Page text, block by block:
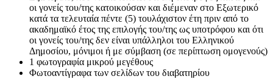
οι γονείς του/της κατοικούσαν και διέμεναν στο Εξωτερικό
κατά τα τελευταία πέντε (5) τουλάχιστον έτη πριν από το
ακαδημαϊκό έτος της επιλογής του/της ως υποτρόφου και ότι
οι γονείς του/της δεν είναι υπάλληλοι του Ελληνικού
Δημοσίου, μόνιμοι ή με σύμβαση (σε περίπτωση ομογενούς)
1 φωτογραφία μικρού μεγέθους
Φωτοαντίγραφα των σελίδων του διαβατηρίου